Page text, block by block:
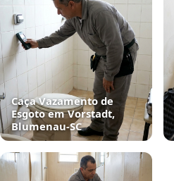
Caça Vazamento de
Esgoto em Vorstadt,
Blumenau‑SC